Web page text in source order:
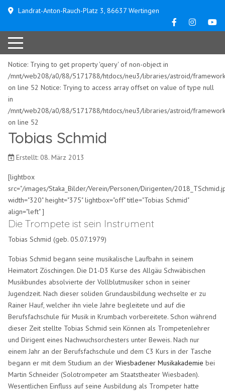
Landrat-Anton-Rauch-Platz 3, 86637 Wertingen
Notice: Trying to get property 'query' of non-object in
/mnt/web208/a0/88/5171788/htdocs/neu3/libraries/astroid/
on line 52 Notice: Trying to access array offset on value of type null
in
/mnt/web208/a0/88/5171788/htdocs/neu3/libraries/astroid/
on line 52
Tobias Schmid
Erstellt: 08. März 2013
[lightbox
src="/images/Staka_Bilder/Verein/Personen/Dirigenten/
width="320" height="375" lightbox="off" title="Tobias Schmid"
align="left" ]
Die Trompete ist sein Instrument
Tobias Schmid (geb. 05.07.1979)
Tobias Schmid begann seine musikalische Laufbahn in seinem
Heimatort Zöschingen. Die D1-D3 Kurse des Allgäu Schwäbischen
Musikbundes absolvierte der Vollblutmusiker schon in seiner
Jugendzeit. Nach dieser soliden Grundausbildung wechselte er zu
Rainer Hauf, welcher ihn viele Jahre begleitete und auf die
Berufsfachschule für Musik in Krumbach vorbereitete. Schon während
dieser Zeit stellte Tobias Schmid sein Können als Trompetenlehrer
und Dirigent eines Nachwuchsorchesters unter Beweis. Nach nur
einem Jahr an der Berufsfachschule und dem C3 Kurs in der Tasche
begann er mit dem Studium an derWiesbadener Musikakademie bei
Martin Schneider (Solotrompeter am Staatstheater Wiesbaden).
Wesentlichen Einfluss auf seine Ausbildung als Trompeter hatte